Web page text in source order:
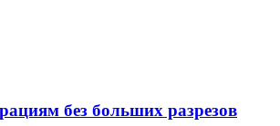
без больших разрезов